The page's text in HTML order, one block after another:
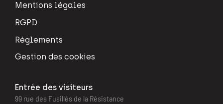
Mentions légales
RGPD
Règlements
Gestion des cookies
Entrée des visiteurs
99 rue des Fusillés de la Résistance